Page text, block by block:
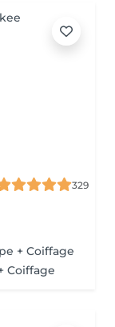
329
+ Coiffage
Coiffage